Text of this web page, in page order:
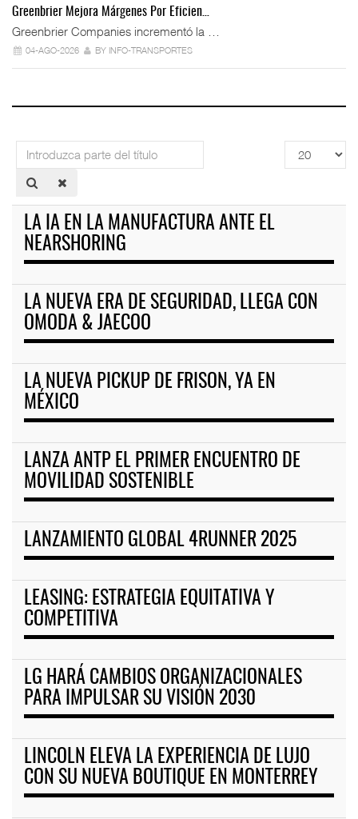
Greenbrier Mejora Márgenes Por Eficien…
Greenbrier Companies incrementó la …
04-AGO-2026 BY INFO-TRANSPORTES
Introduzca
parte
del
Cantidad
a
LA IA EN LA MANUFACTURA ANTE EL
NEARSHORING
LA NUEVA ERA DE SEGURIDAD, LLEGA CON
OMODA & JAECOO
LA NUEVA PICKUP DE FRISON, YA EN
MÉXICO
LANZA ANTP EL PRIMER ENCUENTRO DE
MOVILIDAD SOSTENIBLE
LANZAMIENTO GLOBAL 4RUNNER 2025
LEASING: ESTRATEGIA EQUITATIVA Y
COMPETITIVA
LG HARÁ CAMBIOS ORGANIZACIONALES
PARA IMPULSAR SU VISIÓN 2030
LINCOLN ELEVA LA EXPERIENCIA DE LUJO
CON SU NUEVA BOUTIQUE EN MONTERREY